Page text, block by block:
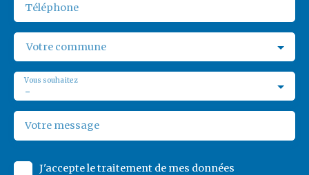
Téléphone
Votre commune
-
Vous souhaitez
Votre message
J'accepte le traitement de mes données